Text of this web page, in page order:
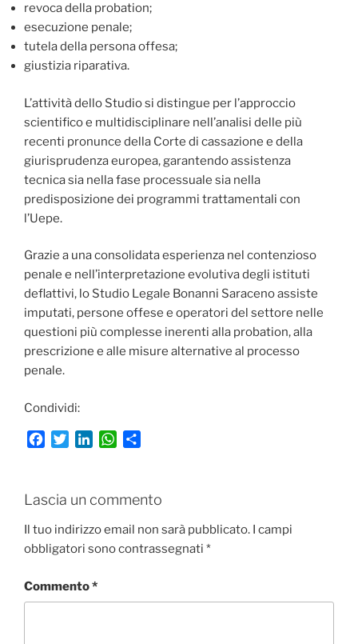
revoca della probation;
esecuzione penale;
tutela della persona offesa;
giustizia riparativa.
L’attività dello Studio si distingue per l’approccio
scientifico e multidisciplinare nell’analisi delle più
recenti pronunce della Corte di cassazione e della
giurisprudenza europea, garantendo assistenza
tecnica sia nella fase processuale sia nella
predisposizione dei programmi trattamentali con
l’Uepe.
Grazie a una consolidata esperienza nel contenzioso
penale e nell’interpretazione evolutiva degli istituti
deflattivi, lo Studio Legale Bonanni Saraceno assiste
imputati, persone offese e operatori del settore nelle
questioni più complesse inerenti alla probation, alla
prescrizione e alle misure alternative al processo
penale.
Condividi:
b
o
o
t
e
r
e
d
I
W
s
A
p
i
v
i
Lascia un commento
Il tuo indirizzo email non sarà pubblicato. I campi
obbligatori sono contrassegnati *
Commento*